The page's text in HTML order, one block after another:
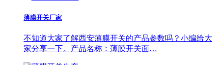
薄膜开关厂家
不知道大家了解西安薄膜开关的产品参数吗？小编给大
家分享一下。产品名称：薄膜开关面…